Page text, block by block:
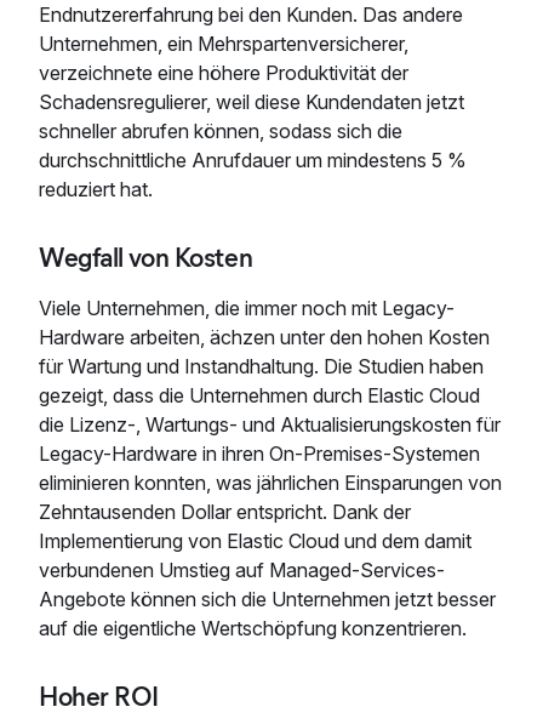
Endnutzererfahrung bei den Kunden. Das andere
Unternehmen, ein Mehrspartenversicherer,
verzeichnete eine höhere Produktivität der
Schadensregulierer, weil diese Kundendaten jetzt
schneller abrufen können, sodass sich die
durchschnittliche Anrufdauer um mindestens 5 %
reduziert hat.
Wegfall von Kosten
Viele Unternehmen, die immer noch mit Legacy-
Hardware arbeiten, ächzen unter den hohen Kosten
für Wartung und Instandhaltung. Die Studien haben
gezeigt, dass die Unternehmen durch Elastic Cloud
die Lizenz-, Wartungs- und Aktualisierungskosten für
Legacy-Hardware in ihren On-Premises-Systemen
eliminieren konnten, was jährlichen Einsparungen von
Zehntausenden Dollar entspricht. Dank der
Implementierung von Elastic Cloud und dem damit
verbundenen Umstieg auf Managed-Services-
Angebote können sich die Unternehmen jetzt besser
auf die eigentliche Wertschöpfung konzentrieren.
Hoher ROI